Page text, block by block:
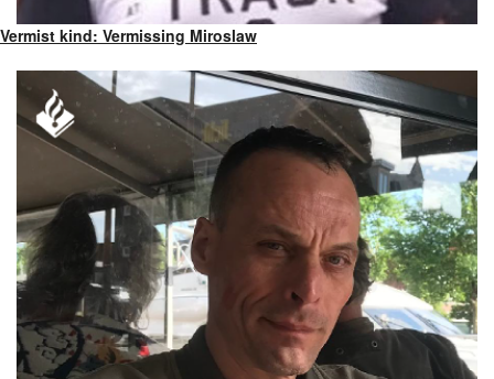
Vermist kind: Vermissing Miroslaw